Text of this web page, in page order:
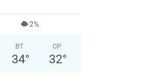
2%
ВТ
34°
СР
32°